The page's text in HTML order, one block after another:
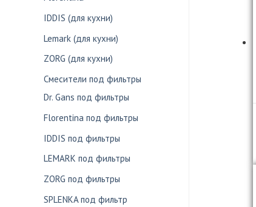
IDDIS (для кухни)
Lemark (для кухни)
ZORG (для кухни)
Смесители под фильтры
Dr. Gans под фильтры
Florentina под фильтры
IDDIS под фильтры
LEMARK под фильтры
ZORG под фильтры
SPLENKA под фильтр